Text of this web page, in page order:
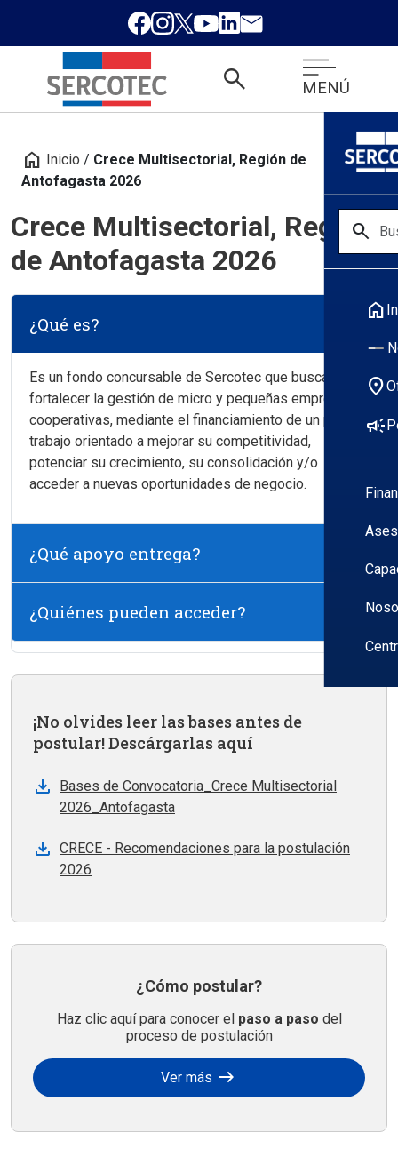
search MENÚ
search
home
location_on
campaign
home Inicio / Crece Multisectorial, Región de
Antofagasta 2026
Crece Multisectorial, Región
de Antofagasta 2026
¿Qué es?
Es un fondo concursable de Sercotec que busca
fortalecer la gestión de micro y pequeñas empresas y
cooperativas, mediante el financiamiento de un plan de
trabajo orientado a mejorar su competitividad,
potenciar su crecimiento, su consolidación y/o
acceder a nuevas oportunidades de negocio.
¿Qué apoyo entrega?
¿Quiénes pueden acceder?
¡No olvides leer las bases antes de
postular! Descárgarlas aquí
Bases de Convocatoria_Crece Multisectorial
2026_Antofagasta
CRECE - Recomendaciones para la postulación
2026
¿Cómo postular?
Haz clic aquí para conocer el paso a paso del
proceso de postulación
Ver más arrow_right_alt